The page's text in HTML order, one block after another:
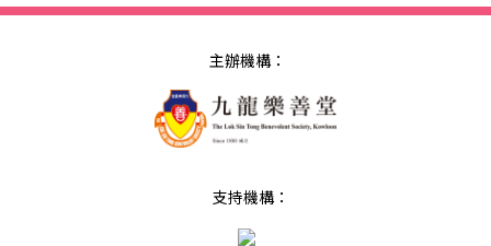
主辦機構：
支持機構：